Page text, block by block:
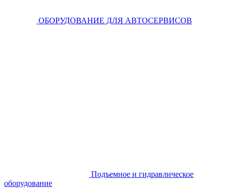
ОБОРУДОВАНИЕ ДЛЯ АВТОСЕРВИСОВ
Подъемное и гидравлическое
оборудование